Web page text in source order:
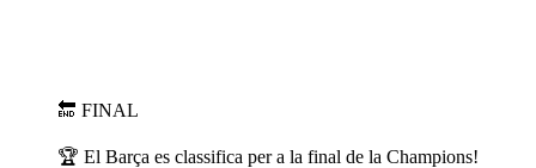
🔚 FINAL
🏆 El Barça es classifica per a la final de la Champions!